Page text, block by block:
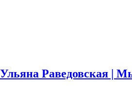
Раведовская |